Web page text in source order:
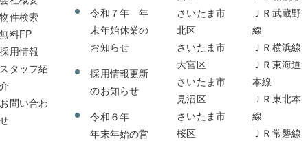
物件検索
無料FP
採用情報
スタッフ紹
介
お問い合わ
せ
令和７年 年
末年始休業の
お知らせ
採用情報更新
のお知らせ
令和６年
年末年始の営
さいたま市
北区
さいたま市
大宮区
さいたま市
見沼区
さいたま市
桜区
ＪＲ武蔵野
線
ＪＲ横浜線
ＪＲ東海道
本線
ＪＲ東北本
線
ＪＲ常磐線